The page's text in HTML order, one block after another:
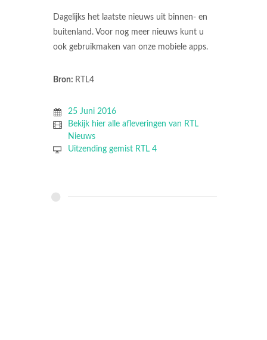
Dagelijks het laatste nieuws uit binnen- en
buitenland. Voor nog meer nieuws kunt u
ook gebruikmaken van onze mobiele apps.
Bron: RTL4
25 Juni 2016
Bekijk hier alle afleveringen van RTL
Nieuws
Uitzending gemist RTL 4